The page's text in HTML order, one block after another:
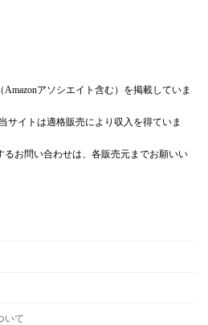
アソシエイト含む）を掲載していま
サイトは適格販売により収入を得ていま
るお問い合わせは、各販売元までお願いい
いて